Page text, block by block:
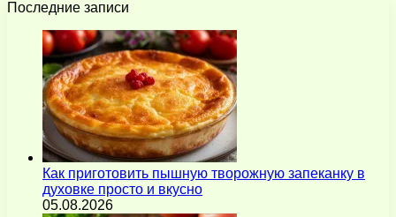
Последние записи
Как приготовить пышную творожную запеканку в
духовке просто и вкусно
05.08.2026